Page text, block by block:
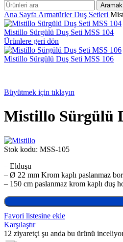
Aramak
Ana Sayfa ArmatürlerDuş Setleri
Mistillo Sürgülü Duş Seti MSS 104
Ürünlere geri dön
Mistillo Sürgülü Duş Seti MSS 106
Büyütmek için tıklayın
Mistillo Sürgülü
Stok kodu: MSS-105
– Elduşu
– Ø 22 mm Krom kaplı paslanmaz
– 150 cm paslanmaz krom kaplı duş
Favori listesine ekle
Karşılaştır
12 ziyaretçi şu anda bu ürünü